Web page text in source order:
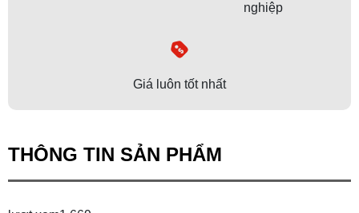
nghiệp
Giá luôn tốt nhất
THÔNG TIN SẢN PHẨM